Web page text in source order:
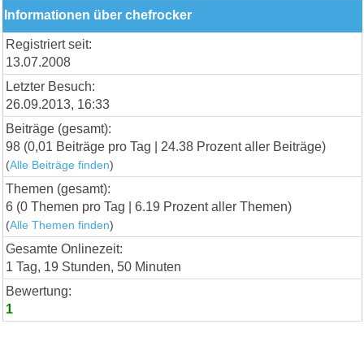
Informationen über chefrocker
Registriert seit:
13.07.2008
Letzter Besuch:
26.09.2013, 16:33
Beiträge (gesamt):
98 (0,01 Beiträge pro Tag | 24.38 Prozent aller Beiträge)
(Alle Beiträge finden)
Themen (gesamt):
6 (0 Themen pro Tag | 6.19 Prozent aller Themen)
(Alle Themen finden)
Gesamte Onlinezeit:
1 Tag, 19 Stunden, 50 Minuten
Bewertung:
1